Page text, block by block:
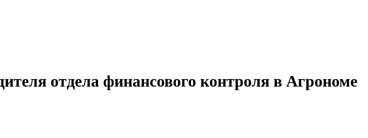
отдела финансового контроля в Агрономе